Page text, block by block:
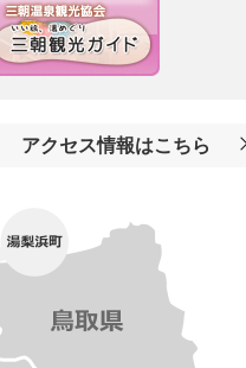
アクセス情報はこちら